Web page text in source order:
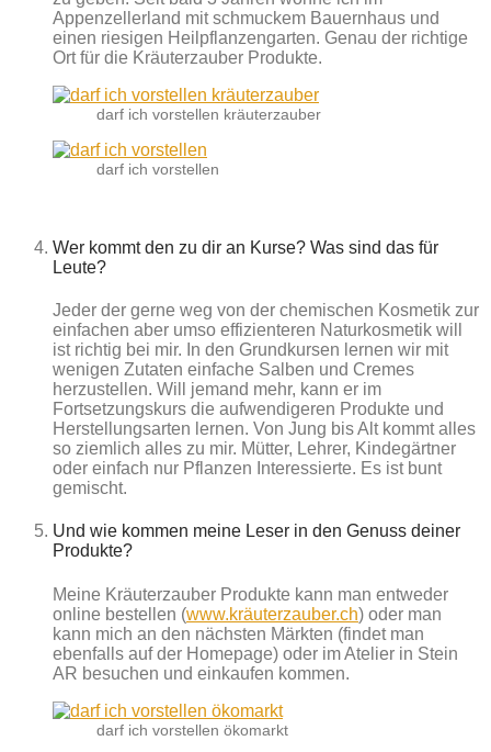
Appenzellerland mit schmuckem Bauernhaus und
einen riesigen Heilpflanzengarten. Genau der richtige
Ort für die Kräuterzauber Produkte.
darf ich vorstellen kräuterzauber
darf ich vorstellen
Wer kommt den zu dir an Kurse? Was sind das für
Leute?
Jeder der gerne weg von der chemischen Kosmetik zur
einfachen aber umso effizienteren Naturkosmetik will
ist richtig bei mir. In den Grundkursen lernen wir mit
wenigen Zutaten einfache Salben und Cremes
herzustellen. Will jemand mehr, kann er im
Fortsetzungskurs die aufwendigeren Produkte und
Herstellungsarten lernen. Von Jung bis Alt kommt alles
so ziemlich alles zu mir. Mütter, Lehrer, Kindegärtner
oder einfach nur Pflanzen Interessierte. Es ist bunt
gemischt.
Und wie kommen meine Leser in den Genuss deiner
Produkte?
Meine Kräuterzauber Produkte kann man entweder
online bestellen (www.kräuterzauber.ch) oder man
kann mich an den nächsten Märkten (findet man
ebenfalls auf der Homepage) oder im Atelier in Stein
AR besuchen und einkaufen kommen.
darf ich vorstellen ökomarkt